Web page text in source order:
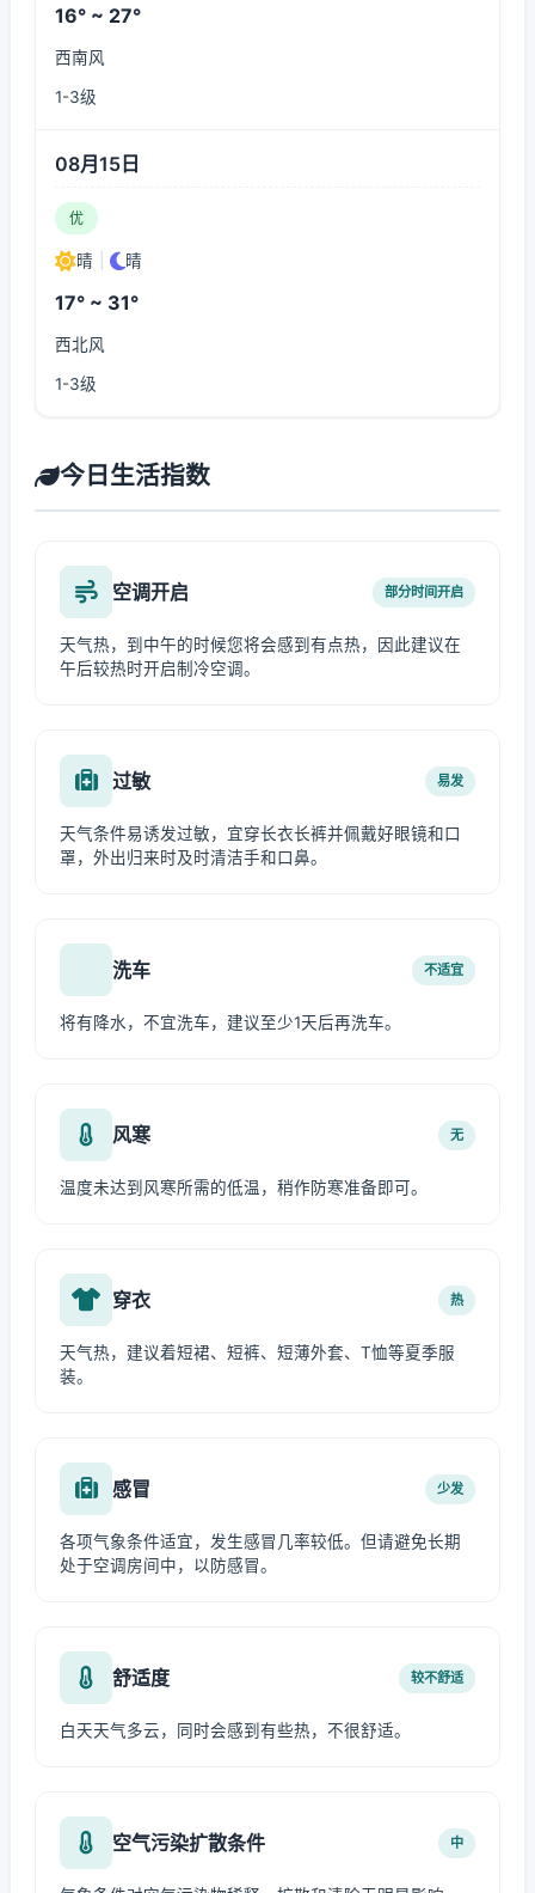
16° ~ 27°
西南风
1-3级
08月15日
优
晴 晴
17° ~ 31°
西北风
1-3级
今日生活指数
空调开启 部分时间开启
天气热，到中午的时候您将会感到有点热，因此建议在
午后较热时开启制冷空调。
过敏 易发
天气条件易诱发过敏，宜穿长衣长裤并佩戴好眼镜和口
罩，外出归来时及时清洁手和口鼻。
洗车 不适宜
将有降水，不宜洗车，建议至少1天后再洗车。
风寒 无
温度未达到风寒所需的低温，稍作防寒准备即可。
穿衣 热
天气热，建议着短裙、短裤、短薄外套、T恤等夏季服
装。
感冒 少发
各项气象条件适宜，发生感冒几率较低。但请避免长期
处于空调房间中，以防感冒。
舒适度 较不舒适
白天天气多云，同时会感到有些热，不很舒适。
空气污染扩散条件 中